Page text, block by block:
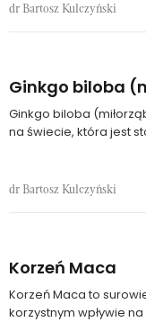
dr Bartosz Kulczyński
Ginkgo biloba
Ginkgo biloba
na świecie, która jest
dr Bartosz Kulczyński
Korzeń Maca
Korzeń Maca to
korzystnym wpływie